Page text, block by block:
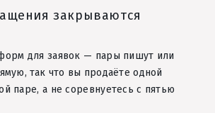
закрываются
для заявок — пары пишут или
так что вы продаёте одной
паре, а не соревнуетесь с пятью